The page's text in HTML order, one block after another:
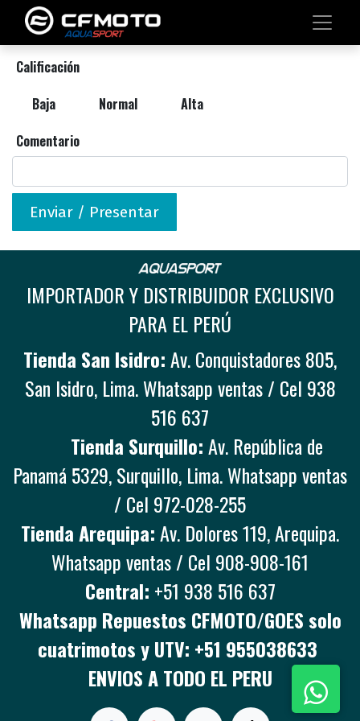
Calificación
Baja
Normal
Alta
Comentario
Enviar / Presentar
IMPORTADOR Y DISTRIBUIDOR EXCLUSIVO
PARA EL PERÚ
Tienda San Isidro:Av. Conquistadores 805,
San Isidro, Lima. Whatsapp ventas / Cel 938
516 637
Tienda Surquillo:Av. República de
Panamá 5329, Surquillo, Lima. Whatsapp ventas
/ Cel 972-028-255
Tienda Arequipa:Av. Dolores 119, Arequipa.
Whatsapp ventas / Cel 908-908-161
Central: +51 938 516 637
Whatsapp Repuestos CFMOTO/GOES solo
cuatrimotos y UTV: +51 955038633
ENVIOS A TODO EL PERU